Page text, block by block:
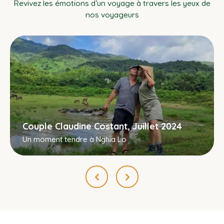
Revivez les émotions d’un voyage à travers les yeux de
nos voyageurs
Couple Claudine Costant, Juillet 2024
Un moment tendre à Nghia Lo